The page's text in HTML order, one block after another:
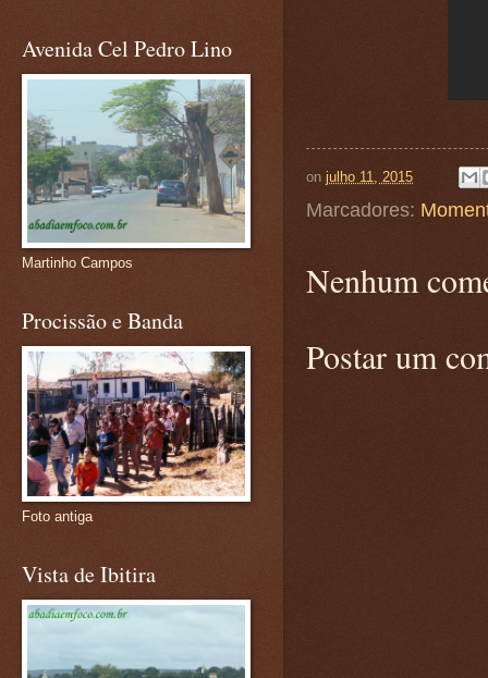
on julho 11, 2015
Marcadores:
Nenhum
Postar um
Avenida Cel Pedro Lino
Martinho Campos
Procissão e Banda
Foto antiga
Vista de Ibitira